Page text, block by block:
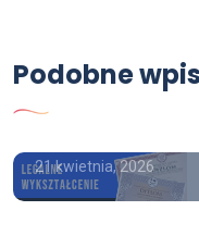
Podobne
USŁUGI
Gdzie kupić
21 kwietnia, 2026